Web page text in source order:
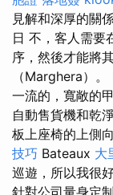
見解和深厚的關
日 不，客人需要
序，然後才能將
（Marghera）
一流的，寬敞的
自動售貨機和乾
板上座椅的上側
技巧 Bateaux 大
巡遊，所以我很
針對公司量身定